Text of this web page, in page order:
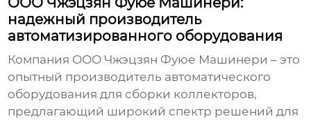
надежный производитель
автоматизированного оборудования
Компания ООО Чжэцзян Фуюе Машинери – это
опытный производитель автоматического
оборудования для сборки коллекторов,
предлагающий широкий спектр решений для